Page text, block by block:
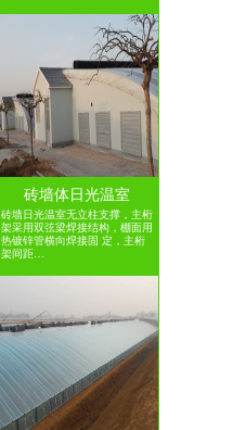
砖墙体日光温室
砖墙日光温室无立柱支撑，主桁
架采用双弦梁焊接结构，棚面用
热镀锌管横向焊接固 定，主桁
架间距…